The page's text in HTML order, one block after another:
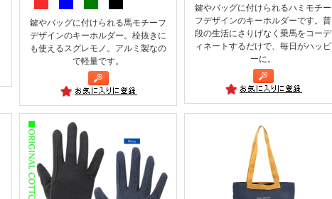
鍵やバッグに付けられる馬モチーフ
デザインのキーホルダー。栓抜きに
も使えるスグレモノ。アルミ製なの
で軽量です。
鍵やバッグに付けられるハミモチー
フデザインのキーホルダーです。普
段の生活にさりげなく乗馬をコーデ
ィネートするだけで、毎日がハッピ
ーに。